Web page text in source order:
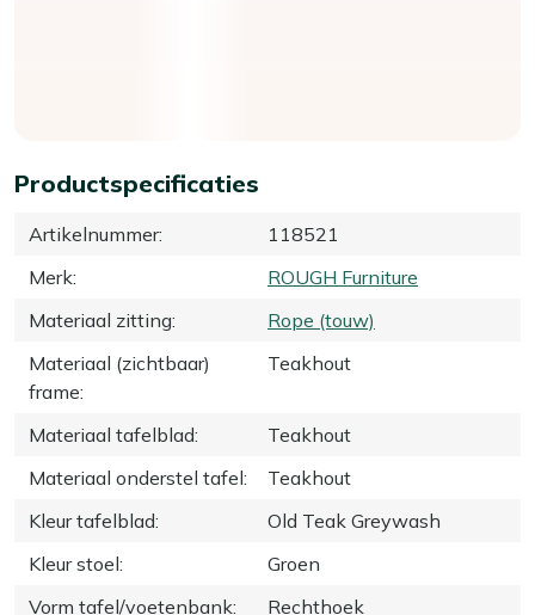
Productspecificaties
Artikelnummer:
118521
Merk:
ROUGH Furniture
Materiaal zitting:
Rope (touw)
Materiaal (zichtbaar)
frame:
Teakhout
Materiaal tafelblad:
Teakhout
Materiaal onderstel tafel:
Teakhout
Kleur tafelblad:
Old Teak Greywash
Kleur stoel:
Groen
Vorm tafel/voetenbank: Rechthoek